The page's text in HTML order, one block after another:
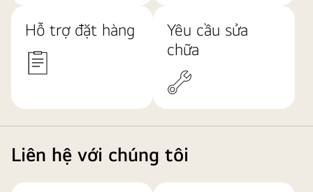
Hỗ trợ đặt hàng
Yêu cầu sửa
chữa
Liên hệ với chúng tôi